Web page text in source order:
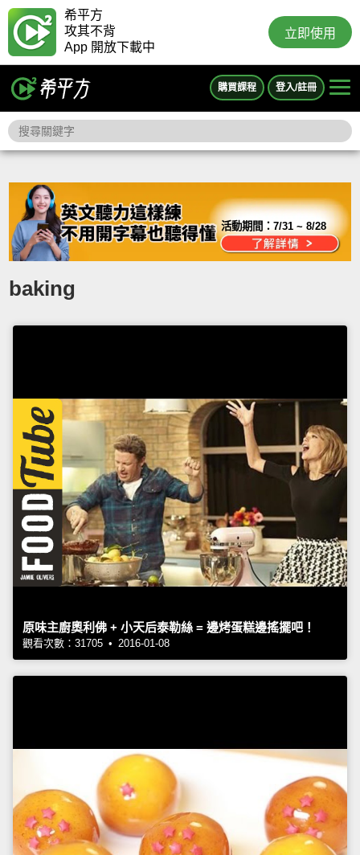
希平方
攻其不背
App 開放下載中
立即使用
購買課程 登入/註冊
活動期間：7/31 ~ 8/28
baking
原味主廚奧利佛 + 小天后泰勒絲 = 邊烤蛋糕邊搖擺吧！
觀看次數：31705 • 2016-01-08